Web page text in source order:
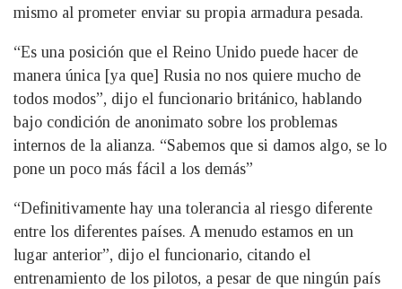
mismo al prometer enviar su propia armadura pesada.
“Es una posición que el Reino Unido puede hacer de
manera única [ya que] Rusia no nos quiere mucho de
todos modos”, dijo el funcionario británico, hablando
bajo condición de anonimato sobre los problemas
internos de la alianza. “Sabemos que si damos algo, se lo
pone un poco más fácil a los demás”
“Definitivamente hay una tolerancia al riesgo diferente
entre los diferentes países. A menudo estamos en un
lugar anterior”, dijo el funcionario, citando el
entrenamiento de los pilotos, a pesar de que ningún país